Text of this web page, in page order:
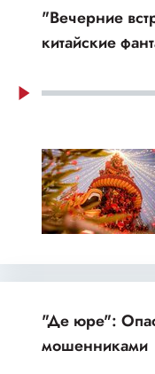
"Вечерние
китайские
"Де юре":
мошенниками